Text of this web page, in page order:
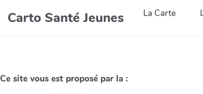
Carto Santé Jeunes La Carte
Ce site vous est proposé par la :